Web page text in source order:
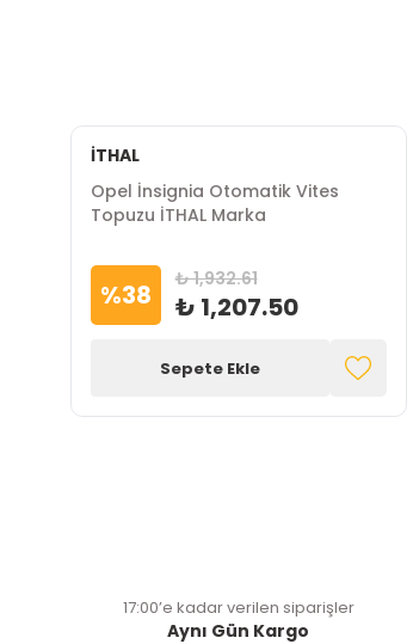
İTHAL
Opel İnsignia Otomatik Vites
Topuzu İTHAL Marka
%38 ₺ 1,932.61
₺ 1,207.50
Sepete Ekle
17:00’e kadar verilen siparişler
Aynı Gün Kargo